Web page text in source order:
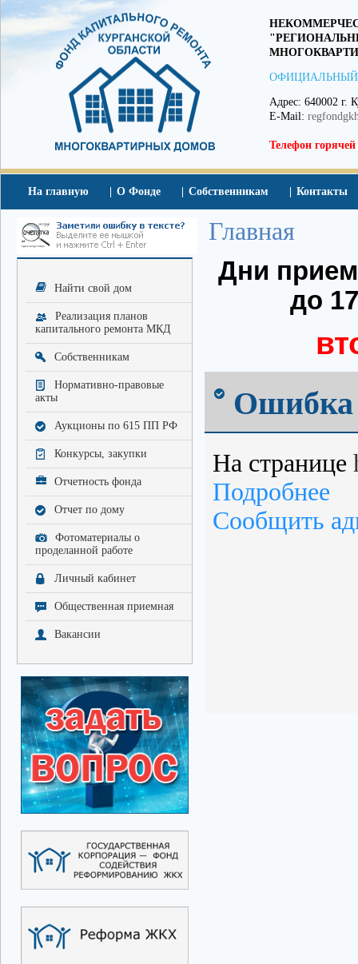
ОФИЦИАЛЬНЫЙ
Адрес: 640002 г.
E-Mail:
Телефон
На главную О Фонде Собственникам Контакты
Найти свой дом
Реализация планов
капитального ремонта МКД
Собственникам
Нормативно-правовые
акты
Аукционы по 615 ПП РФ
Конкурсы, закупки
Отчетность фонда
Отчет по дому
Фотоматериалы о
проделанной работе
Личный кабинет
Общественная приемная
Вакансии
Главная
Дни
до
Ошибка
На странице
Подробнее
Сообщить